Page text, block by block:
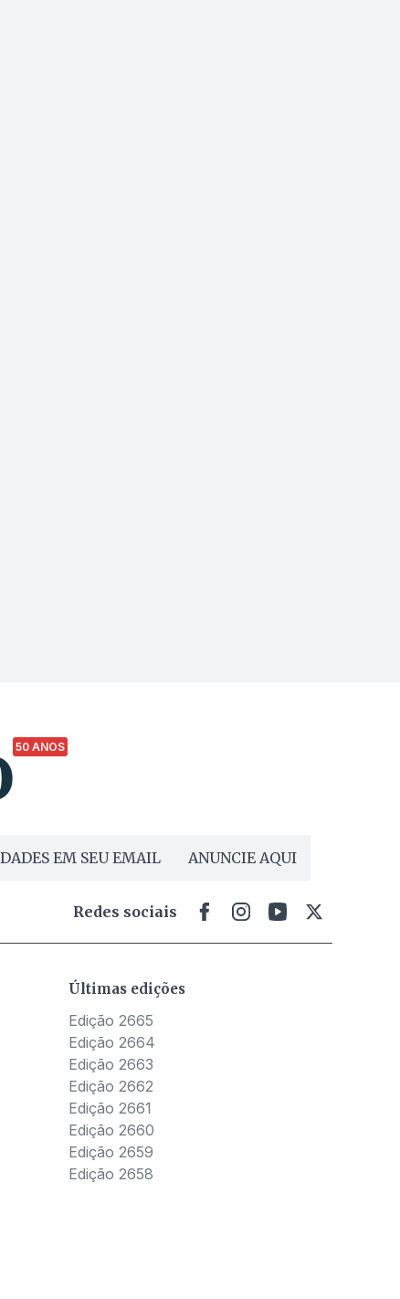
50 ANOS
EM SEU EMAIL ANUNCIE AQUI
Redes sociais
Últimas edições
Edição 2665
Edição 2664
Edição 2663
Edição 2662
Edição 2661
Edição 2660
Edição 2659
Edição 2658